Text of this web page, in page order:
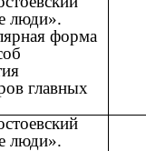
люди».
форма
главных
люди».